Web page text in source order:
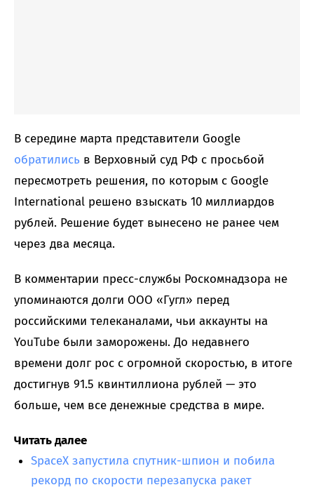
В середине марта представители Google
обратились в Верховный суд РФ с просьбой
пересмотреть решения, по которым с Google
International решено взыскать 10 миллиардов
рублей. Решение будет вынесено не ранее чем
через два месяца.
В комментарии пресс-службы Роскомнадзора не
упоминаются долги ООО «Гугл» перед
российскими телеканалами, чьи аккаунты на
YouTube были заморожены. До недавнего
времени долг рос с огромной скоростью, в итоге
достигнув 91.5 квинтиллиона рублей — это
больше, чем все денежные средства в мире.
Читать далее
SpaceX запустила спутник-шпион и побила
рекорд по скорости перезапуска ракет